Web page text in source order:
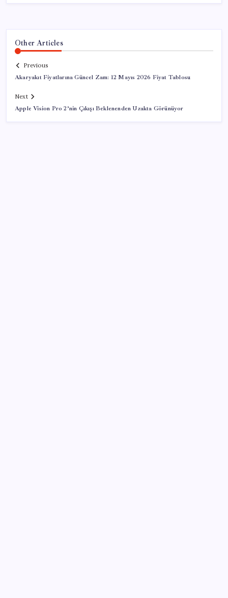
Other Articles
Previous
Akaryakıt Fiyatlarına Güncel Zam: 12 Mayıs 2026 Fiyat Tablosu
Next
Apple Vision Pro 2’nin Çıkışı Beklenenden Uzakta Görünüyor